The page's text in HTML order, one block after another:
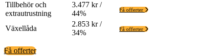
Tillbehör och
extrautrustning
3.477 kr /
44%
Få offerter
Växellåda
2.853 kr /
34%
Få offerter
Få offerter